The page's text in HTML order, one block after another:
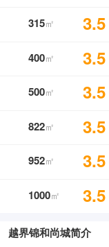
315㎡ 3.5
400㎡ 3.5
500㎡ 3.5
822㎡ 3.5
952㎡ 3.5
1000㎡ 3.5
越界锦和尚城简介